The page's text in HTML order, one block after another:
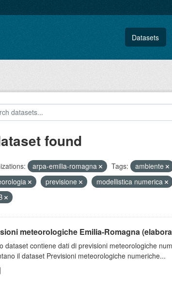
Datasets
found
arpa-emilia-romagna Tags: ambiente
previsione modellistica numerica
meteorologiche Emilia-Romagna
dataset contiene dati di previsioni meteorologiche
il dataset Previsioni meteorologiche numeriche...